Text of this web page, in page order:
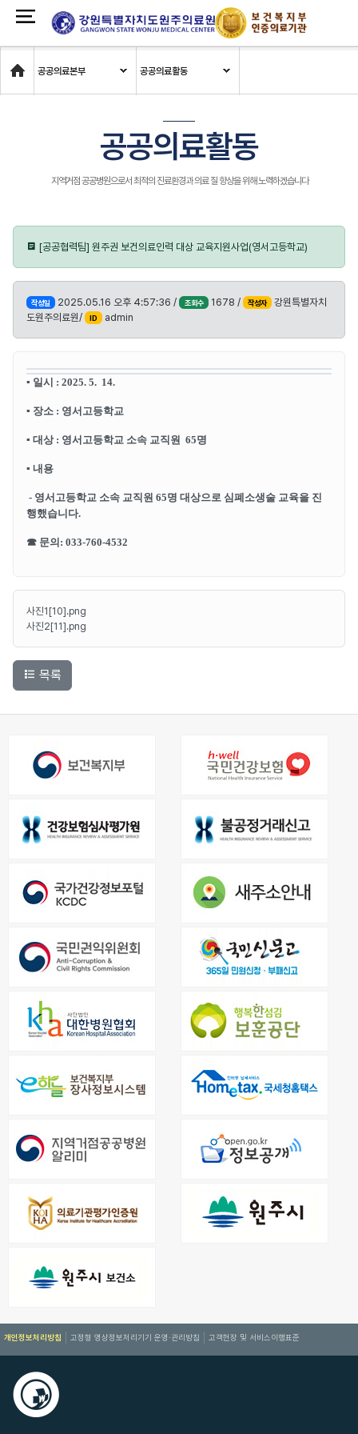
Home
공공의료본부 공공의료활동
공공의료활동
지역거점 공공병원으로서 최적의 진료환경과 의료 질 향상을 위해 노력하겠습니다
[공공협력팀] 원주권 보건의료인력 대상 교육지원사업(영서고등학교)
작성일 2025.05.16 오후 4:57:36 / 조회수 1678 / 작성자
강원특별자치
도원주의료원/
ID admin
▪ 일시 : 2025. 5. 14.
▪ 장소 : 영서고등학교
▪ 대상 : 영서고등학교 소속 교직원 65명
▪ 내용
- 영서고등학교 소속 교직원 65명 대상으로 심폐소생술 교육을 진
행했습니다.
☎ 문의 : 033-760-4532
사진1[10].png
사진2[11].png
목록
개인정보처리방침 고정형 영상정보처리기기 운영·관리방침 고객헌장 및 서비스이행표준